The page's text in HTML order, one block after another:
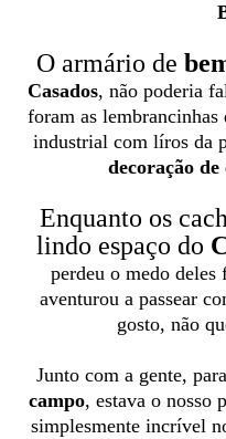
O armário de
Casados, não poderia
foram as
industrial com líros da
decoração de
Enquanto os
lindo espaço do
perdeu o medo
aventurou a passear
gosto, não
Junto com a gente,
campo, estava o nosso
simplesmente incrível